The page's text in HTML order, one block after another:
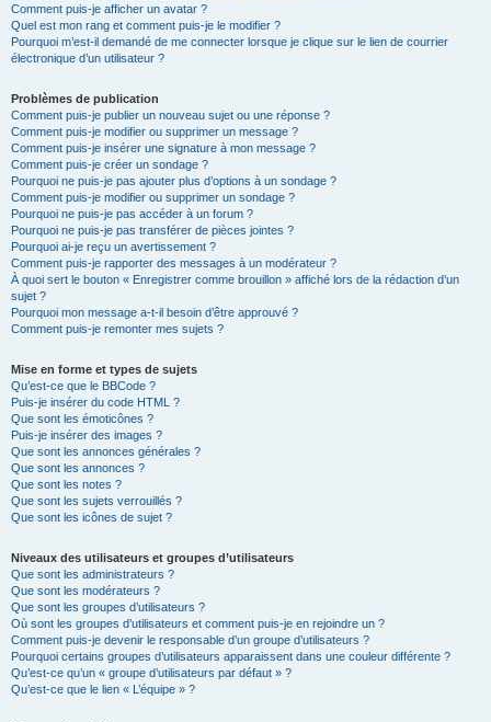
Comment puis-je afficher un avatar ?
Quel est mon rang et comment puis-je le modifier ?
Pourquoi m’est-il demandé de me connecter lorsque je clique sur le lien de courrier
électronique d’un utilisateur ?
Problèmes de publication
Comment puis-je publier un nouveau sujet ou une réponse ?
Comment puis-je modifier ou supprimer un message ?
Comment puis-je insérer une signature à mon message ?
Comment puis-je créer un sondage ?
Pourquoi ne puis-je pas ajouter plus d’options à un sondage ?
Comment puis-je modifier ou supprimer un sondage ?
Pourquoi ne puis-je pas accéder à un forum ?
Pourquoi ne puis-je pas transférer de pièces jointes ?
Pourquoi ai-je reçu un avertissement ?
Comment puis-je rapporter des messages à un modérateur ?
À quoi sert le bouton « Enregistrer comme brouillon » affiché lors de la rédaction d’un
sujet ?
Pourquoi mon message a-t-il besoin d’être approuvé ?
Comment puis-je remonter mes sujets ?
Mise en forme et types de sujets
Qu’est-ce que le BBCode ?
Puis-je insérer du code HTML ?
Que sont les émoticônes ?
Puis-je insérer des images ?
Que sont les annonces générales ?
Que sont les annonces ?
Que sont les notes ?
Que sont les sujets verrouillés ?
Que sont les icônes de sujet ?
Niveaux des utilisateurs et groupes d’utilisateurs
Que sont les administrateurs ?
Que sont les modérateurs ?
Que sont les groupes d’utilisateurs ?
Où sont les groupes d’utilisateurs et comment puis-je en rejoindre un ?
Comment puis-je devenir le responsable d’un groupe d’utilisateurs ?
Pourquoi certains groupes d’utilisateurs apparaissent dans une couleur différente ?
Qu’est-ce qu’un « groupe d’utilisateurs par défaut » ?
Qu’est-ce que le lien « L’équipe » ?